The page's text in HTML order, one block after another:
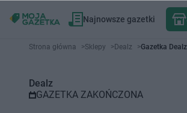
Najnowsze gazetki
Gazetka promocyjna
Strona główna >Sklepy >Dealz >Gazetka
Dealz
GAZETKA ZAKOŃCZONA